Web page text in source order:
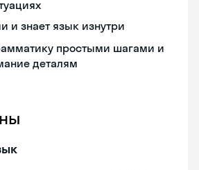
и знает язык изнутри
простыми шагами и
деталям